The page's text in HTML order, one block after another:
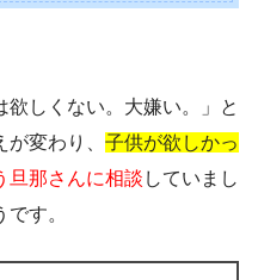
しくない。大嫌い。」と
変わり、 子供が欲しかっ
旦那さんに相談 していまし
す。